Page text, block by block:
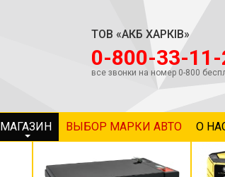
ТОВ «АКБ ХАРКІВ»
‎0-800-33-
все звонки на номер 0-800
МАГАЗИН ВЫБОР МАРКИ АВТО О